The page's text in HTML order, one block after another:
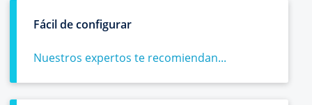
Fácil de configurar
Nuestros expertos te recomiendan...